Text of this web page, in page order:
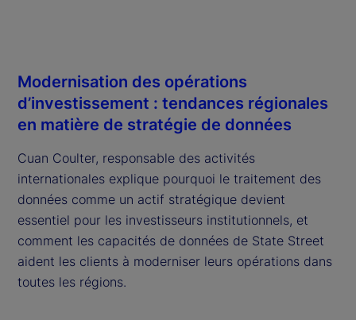
d
e
o
Modernisation des opérations
d’investissement : tendances régionales
en matière de stratégie de données
Cuan Coulter, responsable des activités
internationales explique pourquoi le traitement des
données comme un actif stratégique devient
essentiel pour les investisseurs institutionnels, et
comment les capacités de données de State Street
aident les clients à moderniser leurs opérations dans
toutes les régions.